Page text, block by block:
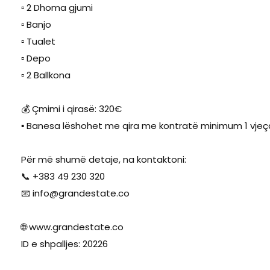
▫️ 2 Dhoma gjumi
▫️ Banjo
▫️ Tualet
▫️ Depo
▫️ 2 Ballkona
💰 Çmimi i qirasë: 320€
▪️ Banesa lëshohet me qira me kontratë minimum 1
Për më shumë detaje, na kontaktoni:
📞 +383 49 230 320
📧 info@grandestate.co
🌐 www.grandestate.co
ID e shpalljes: 20226